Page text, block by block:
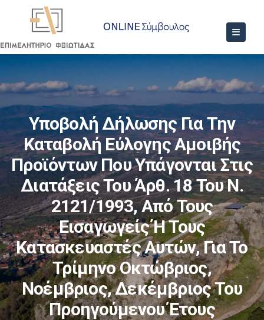
Υποβολή Δήλωσης Για Την
Καταβολή Εύλογης Αμοιβής
Προϊόντων Που Υπάγονται Στις
Διατάξεις Του Άρθ. 18 Του Ν.
2121/1993, Από Τους
Εισαγωγείς Ή Τους
Κατασκευαστές Αυτών, Για Το
Τρίμηνο Οκτώβριος,
Νοέμβριος, Δεκέμβριος Του
Προηγούμενου Έτους